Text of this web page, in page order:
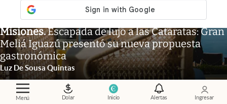
Menú Dolar Inicio Alertas Ingresar
Misiones.Escapada de lujo a las Cataratas: Gran
Meliá Iguazú presentó su nueva propuesta
gastronómica
Luz De Sousa Quintas